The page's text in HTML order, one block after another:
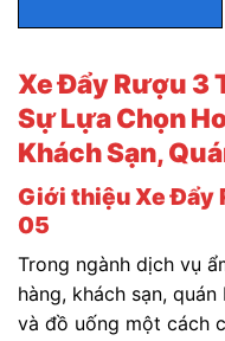
Xe Đẩy Rượu 3
Sự Lựa Chọn
Khách Sạn,
Giới thiệu Xe Đẩy
05
Trong ngành dịch vụ
hàng, khách sạn,
và đồ uống một cách